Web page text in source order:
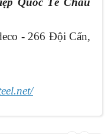
- 266 Đội Cấn,